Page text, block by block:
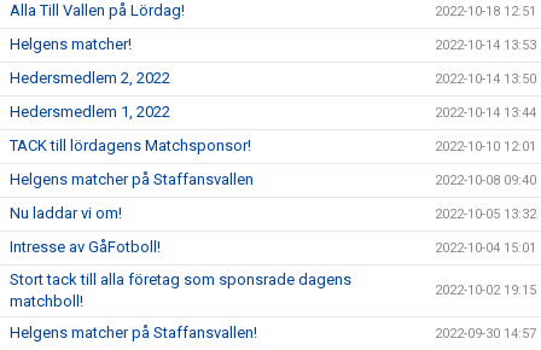
Alla Till Vallen på Lördag! 2022-10-18 12:51
Helgens matcher! 2022-10-14 13:53
Hedersmedlem 2, 2022 2022-10-14 13:50
Hedersmedlem 1, 2022 2022-10-14 13:44
TACK till lördagens Matchsponsor! 2022-10-10 12:01
Helgens matcher på Staffansvallen 2022-10-08 09:40
Nu laddar vi om! 2022-10-05 13:32
Intresse av GåFotboll! 2022-10-04 15:01
Stort tack till alla företag som sponsrade dagens
matchboll!
2022-10-02 19:15
Helgens matcher på Staffansvallen! 2022-09-30 14:57